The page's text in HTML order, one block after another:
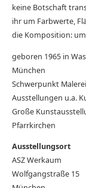
keine Botschaft
ihr um Farbwerte,
die Komposition:
geboren 1965 in
München
Schwerpunkt Malerei
Ausstellungen u.a.
Große
Pfarrkirchen
Ausstellungsort
ASZ Werkaum
Wolfgangstraße 15